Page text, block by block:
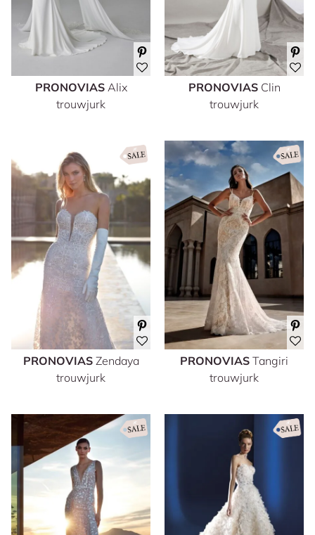
PRONOVIAS Alix
trouwjurk
PRONOVIAS Clin
trouwjurk
PRONOVIAS Zendaya
trouwjurk
PRONOVIAS Tangiri
trouwjurk